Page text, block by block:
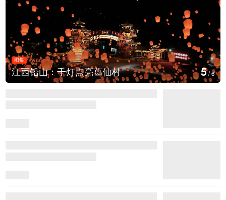
图集
上海：七彩稻田画迎最佳观赏期 6/6